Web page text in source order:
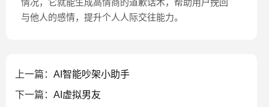
情况，它就能生成高情商的道歉话术，帮助用户挽回
与他人的感情，提升个人人际交往能力。
上一篇： AI智能吵架小助手
下一篇： AI虚拟男友